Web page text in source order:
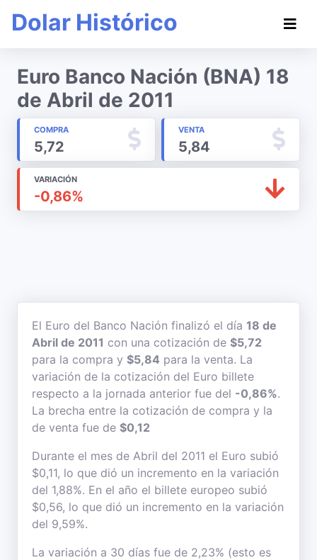
Dolar Histórico
Euro Banco Nación (BNA) 18
de Abril de 2011
COMPRA
5,72
VENTA
5,84
VARIACIÓN
-0,86%
El Euro del Banco Nación finalizó el día 18 de
Abril de 2011 con una cotización de $5,72
para la compra y $5,84 para la venta. La
variación de la cotización del Euro billete
respecto a la jornada anterior fue del -0,86%.
La brecha entre la cotización de compra y la
de venta fue de $0,12
Durante el mes de Abril del 2011 el Euro subió
$0,11, lo que dió un incremento en la variación
del 1,88%. En el año el billete europeo subió
$0,56, lo que dió un incremento en la variación
del 9,59%.
La variación a 30 días fue de 2,23% (esto es